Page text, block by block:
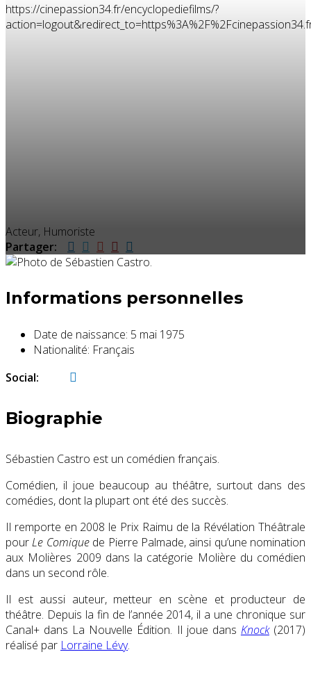
https://cinepassion34.fr/encyclopediefilms/?
Acteur, Humoriste
Partager:
Informations personnelles
Date de naissance: 5 mai 1975
Nationalité: Français
Social:
Biographie
Sébastien Castro est un comédien français.
Comédien, il joue beaucoup au théâtre, surtout dans des
comédies, dont la plupart ont été des succès.
Il remporte en 2008 le Prix Raimu de la Révélation Théâtrale
pourLe Comiquede Pierre Palmade, ainsi qu’une nomination
aux Molières 2009 dans la catégorie Molière du comédien
dans un second rôle.
Il est aussi auteur, metteur en scène et producteur de
théâtre. Depuis la fin de l’année 2014, il a une chronique sur
Canal+ dans La Nouvelle Édition. Il joue dans Knock(2017)
réalisé par Lorraine Lévy.